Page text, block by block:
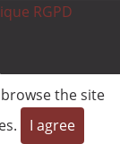
RGPD
the site
I agree